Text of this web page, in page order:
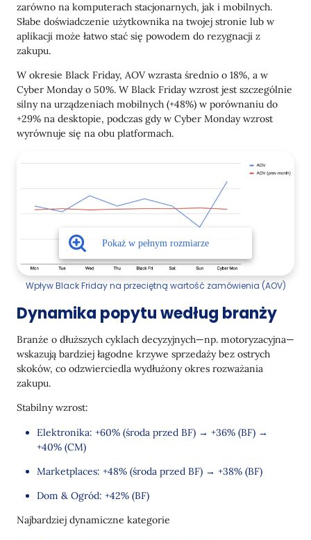
zarówno na komputerach stacjonarnych, jak i mobilnych.
Słabe doświadczenie użytkownika na twojej stronie lub w
aplikacji może łatwo stać się powodem do rezygnacji z
zakupu.
W okresie Black Friday, AOV wzrasta średnio o 18%, a w
Cyber Monday o 50%. W Black Friday wzrost jest szczególnie
silny na urządzeniach mobilnych (+48%) w porównaniu do
+29% na desktopie, podczas gdy w Cyber Monday wzrost
wyrównuje się na obu platformach.
Wpływ Black Friday na przeciętną wartość zamówienia (AOV)
Dynamika popytu według branży
Branże o dłuższych cyklach decyzyjnych—np. motoryzacyjna—
wskazują bardziej łagodne krzywe sprzedaży bez ostrych
skoków, co odzwierciedla wydłużony okres rozważania
zakupu.
Stabilny wzrost:
Elektronika: +60% (środa przed BF) → +36% (BF) →
+40% (CM)
Marketplaces: +48% (środa przed BF) → +38% (BF)
Dom & Ogród: +42% (BF)
Najbardziej dynamiczne kategorie